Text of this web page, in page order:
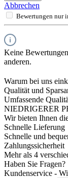
Abbrechen
Bewertungen nur
Keine
anderen.
Warum bei uns
Qualität und
Umfassende
NIEDRIGERER
Wir bieten Ihnen
Schnelle Lieferung
Schnelle und
Zahlungssicherheit
Mehr als 4
Haben Sie Fragen?
Kundenservice -